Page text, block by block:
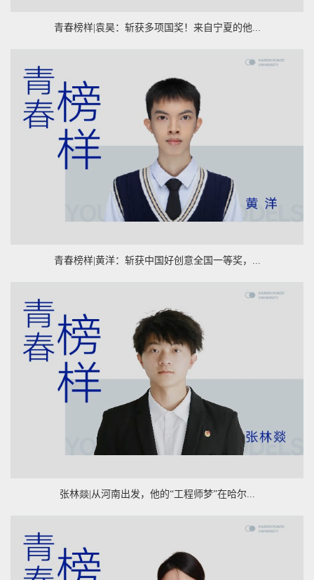
青春榜样|袁昊：斩获多项国奖！来自宁夏的他...
青春榜样|黄洋：斩获中国好创意全国一等奖，...
张林燚|从河南出发，他的“工程师梦”在哈尔...